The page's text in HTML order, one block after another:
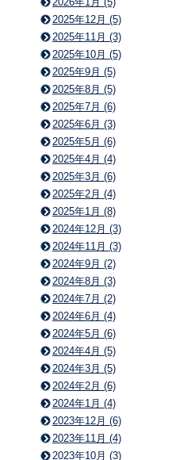
2025年12月 (5)
2025年11月 (3)
2025年10月 (5)
2025年9月 (5)
2025年8月 (5)
2025年7月 (6)
2025年6月 (3)
2025年5月 (6)
2025年4月 (4)
2025年3月 (6)
2025年2月 (4)
2025年1月 (8)
2024年12月 (3)
2024年11月 (3)
2024年9月 (2)
2024年8月 (3)
2024年7月 (2)
2024年6月 (4)
2024年5月 (6)
2024年4月 (5)
2024年3月 (5)
2024年2月 (6)
2024年1月 (4)
2023年12月 (6)
2023年11月 (4)
2023年10月 (3)